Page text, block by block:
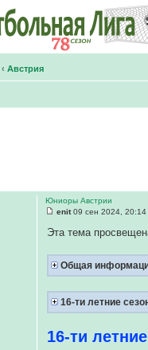
‹ Австрия
Юниоры Австрии
enit09 сен 2024, 20:14
Эта тема
Общая
16-ти летние
16-ти